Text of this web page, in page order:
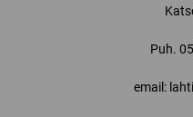
Puh.
email: